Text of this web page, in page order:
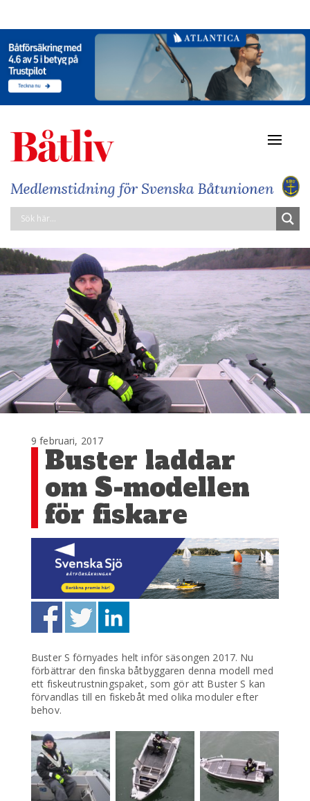
9 februari, 2017
Buster laddar
om S-modellen
för fiskare
Buster S förnyades helt inför säsongen 2017. Nu
förbättrar den finska båtbyggaren denna modell med
ett fiskeutrustningspaket, som gör att Buster S kan
förvandlas till en fiskebåt med olika moduler efter
behov.